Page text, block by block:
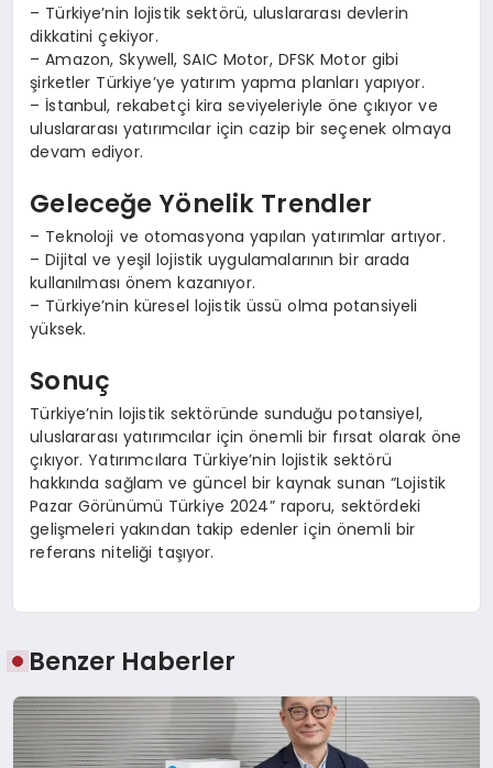
– Türkiye’nin lojistik sektörü, uluslararası devlerin
dikkatini çekiyor.
– Amazon, Skywell, SAIC Motor, DFSK Motor gibi
şirketler Türkiye’ye yatırım yapma planları yapıyor.
– İstanbul, rekabetçi kira seviyeleriyle öne çıkıyor ve
uluslararası yatırımcılar için cazip bir seçenek olmaya
devam ediyor.
Geleceğe Yönelik Trendler
– Teknoloji ve otomasyona yapılan yatırımlar artıyor.
– Dijital ve yeşil lojistik uygulamalarının bir arada
kullanılması önem kazanıyor.
– Türkiye’nin küresel lojistik üssü olma potansiyeli
yüksek.
Sonuç
Türkiye’nin lojistik sektöründe sunduğu potansiyel,
uluslararası yatırımcılar için önemli bir fırsat olarak öne
çıkıyor. Yatırımcılara Türkiye’nin lojistik sektörü
hakkında sağlam ve güncel bir kaynak sunan “Lojistik
Pazar Görünümü Türkiye 2024” raporu, sektördeki
gelişmeleri yakından takip edenler için önemli bir
referans niteliği taşıyor.
Benzer Haberler